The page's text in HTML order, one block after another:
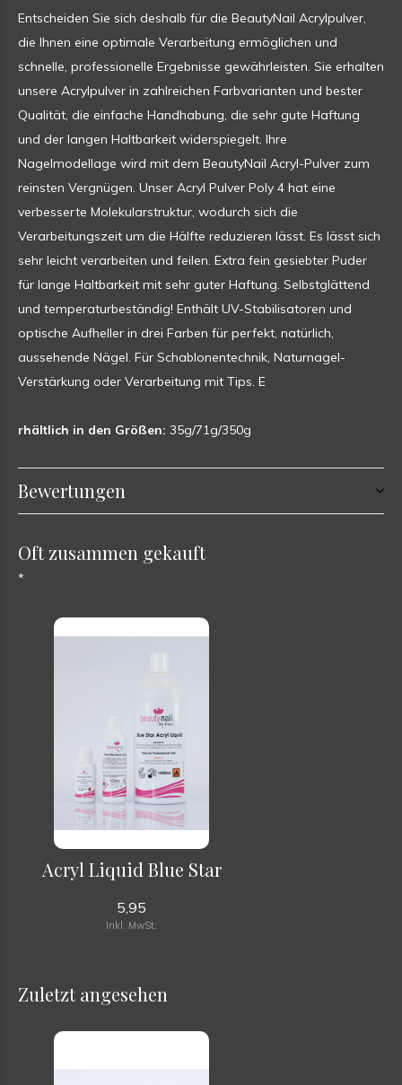
Entscheiden Sie sich deshalb für die BeautyNail Acrylpulver,
die Ihnen eine optimale Verarbeitung ermöglichen und
schnelle, professionelle Ergebnisse gewährleisten. Sie erhalten
unsere Acrylpulver in zahlreichen Farbvarianten und bester
Qualität, die einfache Handhabung, die sehr gute Haftung
und der langen Haltbarkeit widerspiegelt. Ihre
Nagelmodellage wird mit dem BeautyNail Acryl-Pulver zum
reinsten Vergnügen. Unser Acryl Pulver Poly 4 hat eine
verbesserte Molekularstruktur, wodurch sich die
Verarbeitungszeit um die Hälfte reduzieren lässt. Es lässt sich
sehr leicht verarbeiten und feilen. Extra fein gesiebter Puder
für lange Haltbarkeit mit sehr guter Haftung. Selbstglättend
und temperaturbeständig! Enthält UV-Stabilisatoren und
optische Aufheller in drei Farben für perfekt, natürlich,
aussehende Nägel. Für Schablonentechnik, Naturnagel-
Verstärkung oder Verarbeitung mit Tips. E
rhältlich in den Größen: 35g/71g/350g
Bewertungen
Oft zusammen gekauft
*
Acryl Liquid Blue Star
5,95
Inkl. MwSt.
Zuletzt angesehen